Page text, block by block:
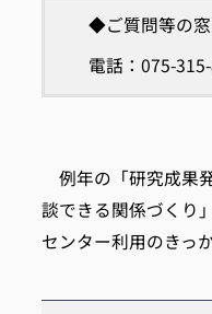
◆ご質問等の窓
電話：075-
例年の「研究成果
談できる関係づくり
センター利用のきっ